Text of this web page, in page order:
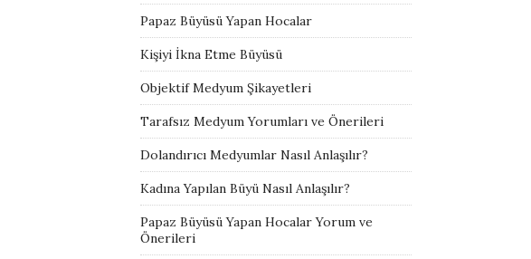
Papaz Büyüsü Yapan Hocalar
Kişiyi İkna Etme Büyüsü
Objektif Medyum Şikayetleri
Tarafsız Medyum Yorumları ve Önerileri
Dolandırıcı Medyumlar Nasıl Anlaşılır?
Kadına Yapılan Büyü Nasıl Anlaşılır?
Papaz Büyüsü Yapan Hocalar Yorum ve
Önerileri